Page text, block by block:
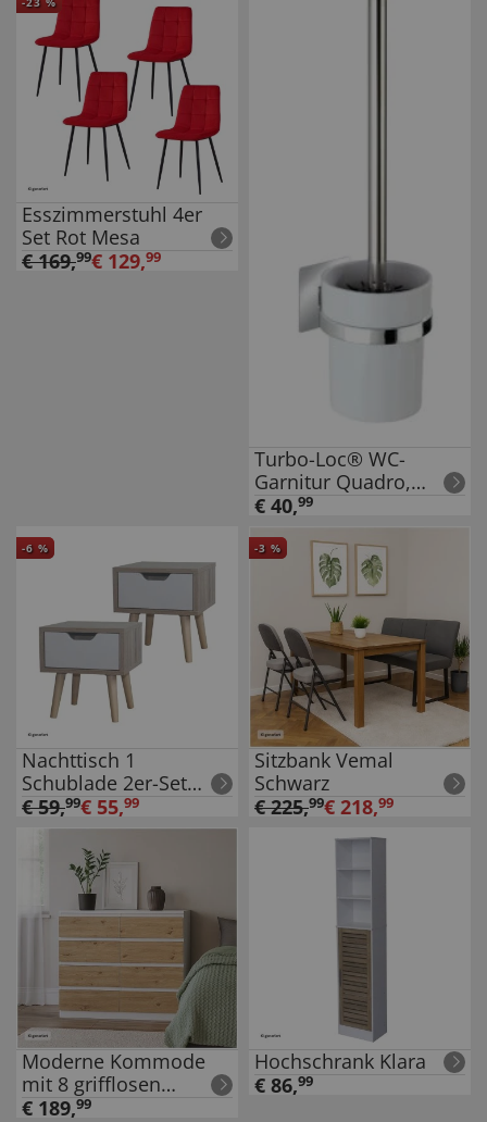
Esszimmerstuhl 4er
Set Rot Mesa
€169,99€ 129,99
Turbo-Loc® WC-
Garnitur Quadro,
Befestigen ohne
€ 40,99
-6 %
Nachttisch 1
Schublade 2er-Set
Thekla Sonoma Weiß
€59,99€ 55,99
-3 %
Sitzbank Vemal
Schwarz
€225,99€ 218,99
Moderne Kommode
mit 8 grifflosen
Schubladen Weiß-
€ 189,99
Hochschrank Klara
€ 86,99